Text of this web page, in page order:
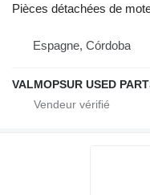
Pièces détachées de
Espagne, Córdoba
VALMOPSUR USED